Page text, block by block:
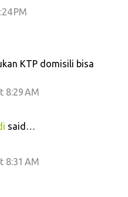
PM
KTP domisili bisa
8:29 AM
said…
8:31 AM